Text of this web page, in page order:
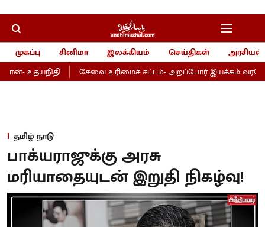
முகப்பு சினிமா இலக்கியம் செய்திகள்
அரசியல்
உதயநிதி
சேவை உரிமைச் சட்டம்- அறப்போர் இயக்கம்
தமிழ் நாடு
பாக்யராஜுக்கு அரசு
மரியாதையுடன் இறுதி நிகழ்வு!